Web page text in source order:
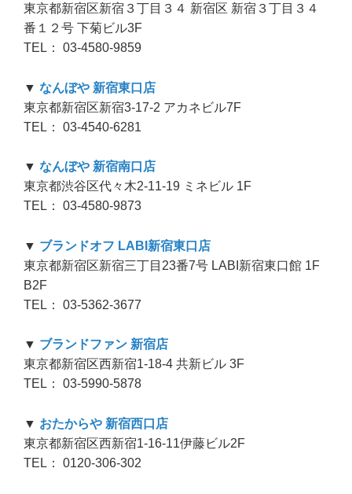
東京都新宿区新宿３丁目３４ 新宿区 新宿３丁目３４
番１２号 下菊ビル3F
TEL： 03-4580-9859
▼ なんぼや 新宿東口店
東京都新宿区新宿3-17-2 アカネビル7F
TEL： 03-4540-6281
▼ なんぼや 新宿南口店
東京都渋谷区代々木2-11-19 ミネビル 1F
TEL： 03-4580-9873
▼ ブランドオフ LABI新宿東口店
東京都新宿区新宿三丁目23番7号 LABI新宿東口館 1F
B2F
TEL： 03-5362-3677
▼ ブランドファン 新宿店
東京都新宿区西新宿1-18-4 共新ビル 3F
TEL： 03-5990-5878
▼ おたからや 新宿西口店
東京都新宿区西新宿1-16-11伊藤ビル2F
TEL： 0120-306-302